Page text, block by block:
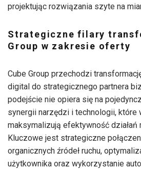
projektując rozwiązania szyte na
Strategiczne filary
Group w zakresie oferty
Cube Group przechodzi
digital do strategicznego partnera
podejście nie opiera się na
synergii narzędzi i technologii, które
maksymalizują efektywność działań
Kluczowe jest strategiczne
organicznych źródeł ruchu,
użytkownika oraz wykorzystanie